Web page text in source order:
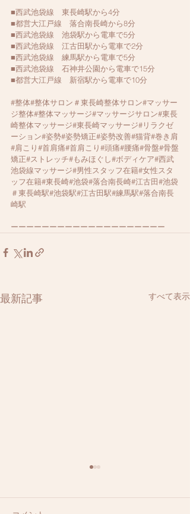
■西武池袋線　東長崎駅から4分
■都営大江戸線　落合南長崎から8分
■西武池袋線　池袋駅から電車で5分
■西武池袋線　江古田駅から電車で2分
■西武池袋線　練馬駅から電車で5分
■西武池袋線　石神井公園から電車で15分
■都営大江戸線　新宿駅から電車で10分
#整体#整体サロン＃東長崎整体サロン#マッサー
ジ整体#整体マッサージ#マッサージサロン#東長
崎整体マッサージ#東長崎マッサージ#リラクゼ
ーション#姿勢#姿勢矯正#姿勢改善#猫背#巻き肩
#肩こり#首肩痛#首肩こり#頭痛#腰痛#骨盤#骨盤
矯正#ストレッチ#もみほぐし#ボディケア#西武
池袋線マッサージ#男性スタッフ在籍#女性スタ
ッフ在籍#東長崎#池袋#落合南長崎#江古田#池袋
＃東長崎駅#池袋駅#江古田駅#練馬駅#落合南長
崎駅
ーーーーーーーーーーーーーーーーーーーー
最新記事 すべて表示